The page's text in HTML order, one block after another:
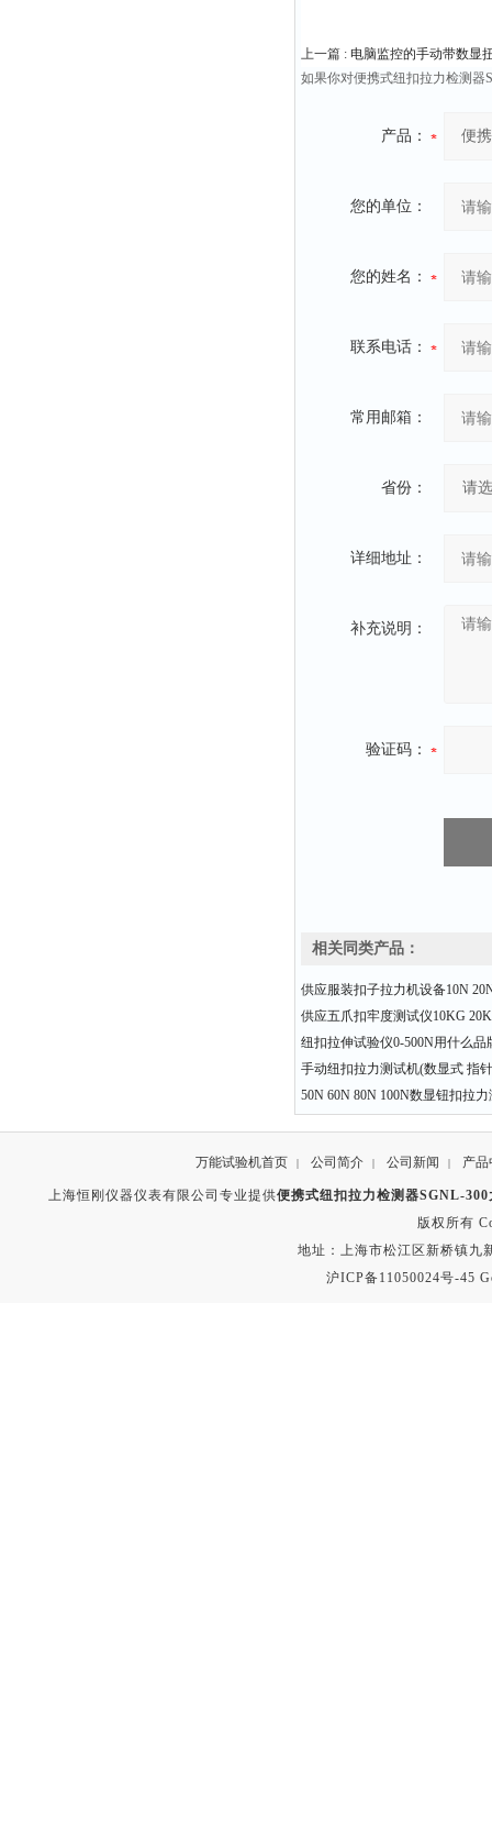
上一篇 : 电脑监控的手动带数显
如果你对便携式纽扣拉力检测器
产品：
您的单位：
您的姓名：
联系电话：
常用邮箱：
省份：
详细地址：
补充说明：
验证码：
相关同类产品：
供应服装扣子拉力机设备10N
供应五爪扣牢度测试仪10KG
纽扣拉伸试验仪0-500N用什么品
手动纽扣拉力测试机(数显式 指
50N 60N 80N 100N数显钮扣拉
万能试验机首页 | 公司简介 | 公司新闻 | 产品
上海恒刚仪器仪表有限公司专业提供便携式纽扣拉力检测器SGNL-300
版权所有
地址：上海市松江区新桥镇九
沪ICP备11050024号-45